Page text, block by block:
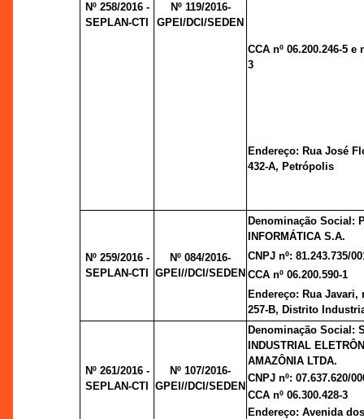
Nº 258/2016 -
SEPLAN-CTI
Nº 119/2016-
GPEI/DCI/SEDEN
CCA nº 06.200.246-5 e
3
Endereço: Rua José
432-A, Petrópolis
Nº 259/2016 -
SEPLAN-CTI
Nº 084/2016-
GPEI//DCI/SEDEN
Denominação Social:
INFORMÁTICA S.A.
CNPJ nº: 81.243.735/
CCA nº 06.200.590-1
Endereço: Rua Javari,
257-B, Distrito
Nº 261/2016 -
SEPLAN-CTI
Nº 107/2016-
GPEI//DCI/SEDEN
Denominação Social:
INDUSTRIAL
AMAZÔNIA LTDA.
CNPJ nº: 07.637.620/
CCA nº 06.300.428-3
Endereço: Avenida